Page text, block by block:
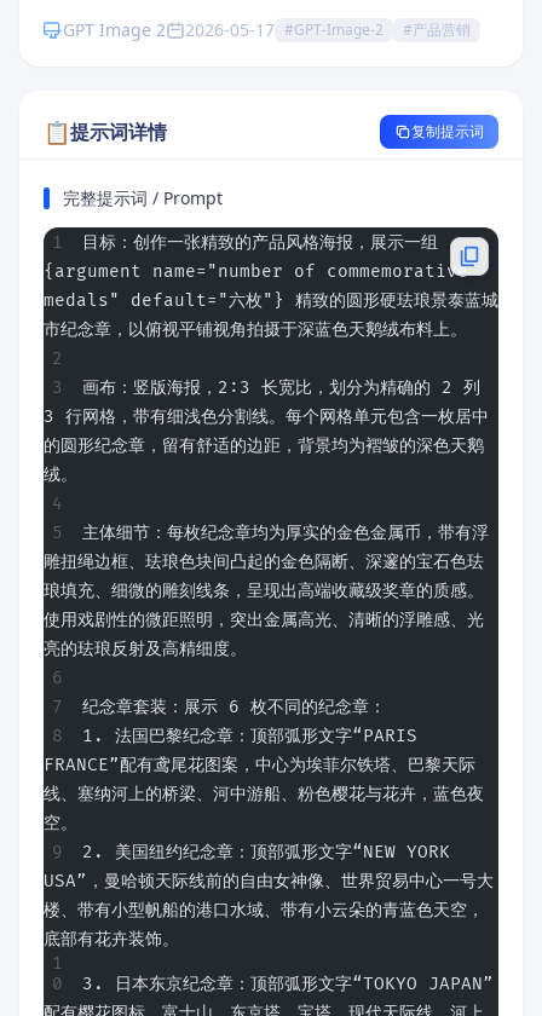
GPT Image 2 2026-05-17 #GPT-Image-2 #产品营销
📋提示词详情 复制提示词
完整提示词 / Prompt
目标：创作一张精致的产品风格海报，展示一组
{argument name="number of commemorative
medals" default="六枚"} 精致的圆形硬珐琅景泰蓝城
市纪念章，以俯视平铺视角拍摄于深蓝色天鹅绒布料上。
画布：竖版海报，2:3 长宽比，划分为精确的 2 列
3 行网格，带有细浅色分割线。每个网格单元包含一枚居中
的圆形纪念章，留有舒适的边距，背景均为褶皱的深色天鹅
绒。
主体细节：每枚纪念章均为厚实的金色金属币，带有浮
雕扭绳边框、珐琅色块间凸起的金色隔断、深邃的宝石色珐
琅填充、细微的雕刻线条，呈现出高端收藏级奖章的质感。
使用戏剧性的微距照明，突出金属高光、清晰的浮雕感、光
亮的珐琅反射及高精细度。
纪念章套装：展示 6 枚不同的纪念章：
1. 法国巴黎纪念章：顶部弧形文字“PARIS
FRANCE”配有鸢尾花图案，中心为埃菲尔铁塔、巴黎天际
线、塞纳河上的桥梁、河中游船、粉色樱花与花卉，蓝色夜
空。
2. 美国纽约纪念章：顶部弧形文字“NEW YORK
USA”，曼哈顿天际线前的自由女神像、世界贸易中心一号大
楼、带有小型帆船的港口水域、带有小云朵的青蓝色天空，
底部有花卉装饰。
3. 日本东京纪念章：顶部弧形文字“TOKYO JAPAN”